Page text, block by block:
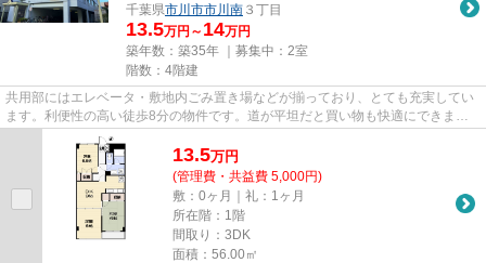
千葉県市川市市川南 ３丁目
13.5万円～ 14万円
築年数：築35年 ｜募集中： 2室
階数：4階建
共用部にはエレベータ・敷地内ごみ置き場などが揃っており、とても充実してい
ます。利便性の高い徒歩8分の物件です。道が平坦だと買い物も快適にできます
ね。こちらの物件では初期費用...
13.5万円
(管理費・共益費 5,000円)
敷：0ヶ月｜礼：1ヶ月
所在階：1階
間取り：3DK
面積：56.00㎡